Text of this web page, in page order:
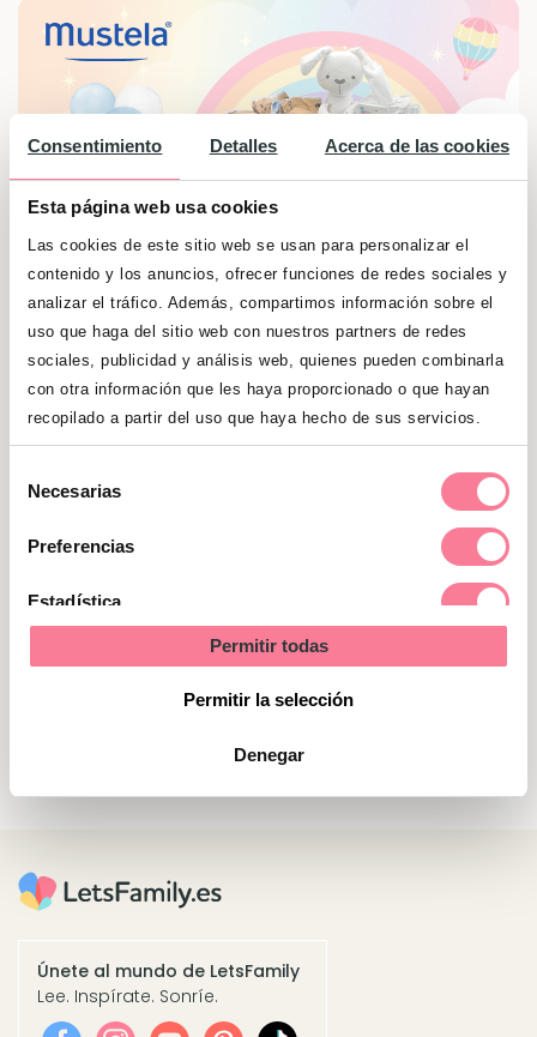
Consentimiento Detalles Acerca de las cookies
Esta página web usa cookies
Las cookies de este sitio web se usan para personalizar el
contenido y los anuncios, ofrecer funciones de redes sociales y
analizar el tráfico. Además, compartimos información sobre el
uso que haga del sitio web con nuestros partners de redes
sociales, publicidad y análisis web, quienes pueden combinarla
con otra información que les haya proporcionado o que hayan
recopilado a partir del uso que haya hecho de sus servicios.
Necesarias
Preferencias
Estadística
Permitir todas
Permitir la selección
Denegar
¡Sorteamos 3 canastillas de bebé valoradas
en 100 € cada una! ¡Participa ya!
Nuria Serrano Sanz (Robres, Huesca)
Noelia Ortiz Ortiz (Seseña, Toledo)
Layla Ifli (Barcelona)
Únete al mundo de LetsFamily
Lee. Inspírate. Sonríe.